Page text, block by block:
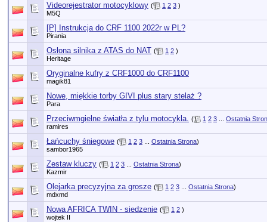
Videorejestrator motocyklowy ( 1 2 3 )
M5Q
[P] Instrukcja do CRF 1100 2022r w PL?
Pirania
Osłona silnika z ATAS do NAT ( 1 2 )
Heritage
Oryginalne kufry z CRF1000 do CRF1100
magik81
Nowe, miękkie torby GIVI plus stary stelaż ?
Para
Przeciwmgielne światła z tylu motocykla. ( 1 2 3
Ostatnia
ramires
Łańcuchy śniegowe ( 1 2 3 Ostatnia Strona)
sambor1965
Zestaw kluczy ( 1 2 3 Ostatnia Strona)
Kazmir
Olejarka precyzyjna za grosze ( 1 2 3 Ostatnia Strona)
mdxmd
Nowa AFRICA TWIN - siedzenie ( 1 2 )
wojtek II